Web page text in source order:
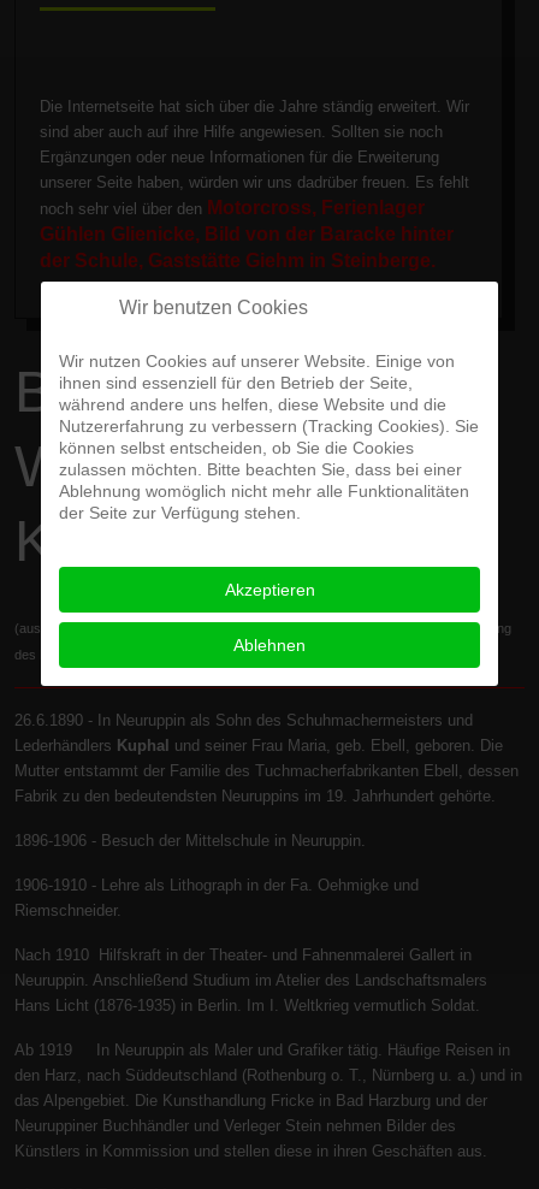
Die Internetseite hat sich über die Jahre ständig erweitert. Wir
sind aber auch auf ihre Hilfe angewiesen. Sollten sie noch
Ergänzungen oder neue Informationen für die Erweiterung
unserer Seite haben, würden wir uns dadrüber freuen. Es fehlt
noch sehr viel über den Motorcross, Ferienlager
Gühlen Glienicke, Bild von der Baracke hinter
der Schule, Gaststätte Giehm in Steinberge.
BIOGRAFIE -
WALTER
KUPHAL
(aus " Walter Kuphal, Heimatmuseum Neuruppin 1985" mit freundlicher Genehmigung
des Museums Neuruppin)
26.6.1890 - In Neuruppin als Sohn des Schuhmachermeisters und
Lederhändlers Kuphal und seiner Frau Maria, geb. Ebell, geboren. Die
Mutter entstammt der Familie des Tuchmacherfabrikanten Ebell, dessen
Fabrik zu den bedeutendsten Neuruppins im 19. Jahrhundert gehörte.
1896-1906 - Besuch der Mittelschule in Neuruppin.
1906-1910 - Lehre als Lithograph in der Fa. Oehmigke und
Riemschneider.
Nach 1910 Hilfskraft in der Theater- und Fahnenmalerei Gallert in
Neuruppin. Anschließend Studium im Atelier des Landschaftsmalers
Hans Licht (1876-1935) in Berlin. Im I. Weltkrieg vermutlich Soldat.
Ab 1919 In Neuruppin als Maler und Grafiker tätig. Häufige Reisen in
den Harz, nach Süddeutschland (Rothenburg o. T., Nürnberg u. a.) und in
das Alpengebiet. Die Kunsthandlung Fricke in Bad Harzburg und der
Neuruppiner Buchhändler und Verleger Stein nehmen Bilder des
Künstlers in Kommission und stellen diese in ihren Geschäften aus.
Wir benutzen Cookies
Wir nutzen Cookies auf unserer Website. Einige von
ihnen sind essenziell für den Betrieb der Seite,
während andere uns helfen, diese Website und die
Nutzererfahrung zu verbessern (Tracking Cookies). Sie
können selbst entscheiden, ob Sie die Cookies
zulassen möchten. Bitte beachten Sie, dass bei einer
Ablehnung womöglich nicht mehr alle Funktionalitäten
der Seite zur Verfügung stehen.
Akzeptieren
Ablehnen